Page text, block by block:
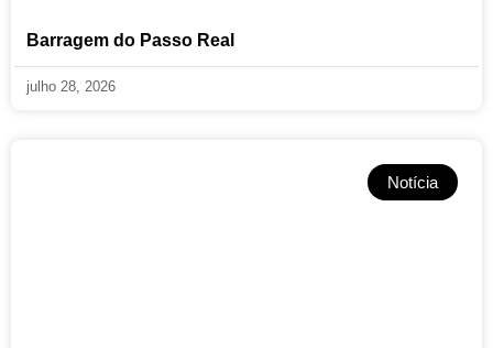
Barragem do Passo Real
julho 28, 2026
Notícia